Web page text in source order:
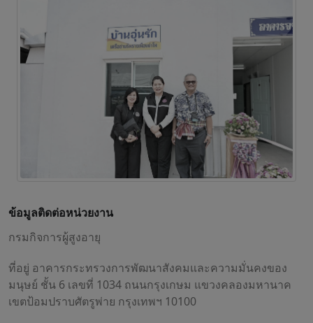
ข้อมูลติดต่อหน่วยงาน
กรมกิจการผู้สูงอายุ
ที่อยู่ อาคารกระทรวงการพัฒนาสังคมและความมั่นคงของ
มนุษย์ ชั้น 6 เลขที่ 1034 ถนนกรุงเกษม แขวงคลองมหานาค
เขตป้อมปราบศัตรูพ่าย กรุงเทพฯ 10100